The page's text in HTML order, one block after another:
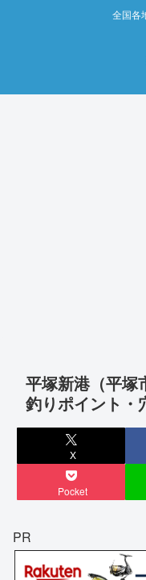
全国各
平塚新港（平塚
釣りポイント・
X
Pocket
PR